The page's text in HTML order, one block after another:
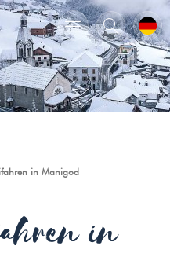
in Manigod
in